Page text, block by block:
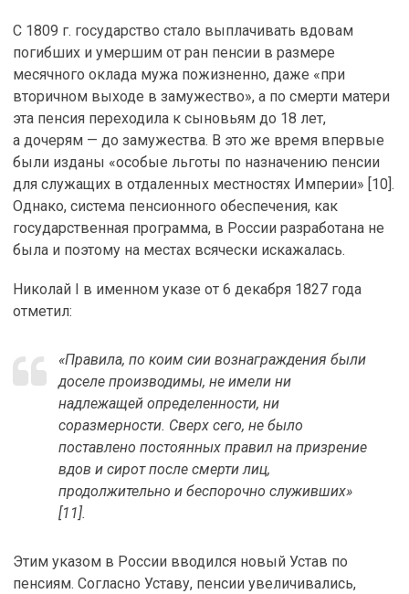
С 1809 г. государство стало выплачивать вдовам
погибших и умершим от ран пенсии в размере
месячного оклада мужа пожизненно, даже «при
вторичном выходе в замужество», а по смерти матери
эта пенсия переходила к сыновьям до 18 лет,
а дочерям — до замужества. В это же время впервые
были изданы «особые льготы по назначению пенсии
для служащих в отдаленных местностях Империи» [10].
Однако, система пенсионного обеспечения, как
государственная программа, в России разработана не
была и поэтому на местах всячески искажалась.
Николай I в именном указе от 6 декабря 1827 года
отметил:
«Правила, по коим сии вознаграждения были
доселе производимы, не имели ни
надлежащей определенности, ни
соразмерности. Сверх сего, не было
поставлено постоянных правил на призрение
вдов и сирот после смерти лиц,
продолжительно и беспорочно служивших»
[11].
Этим указом в России вводился новый Устав по
пенсиям. Согласно Уставу, пенсии увеличивались,